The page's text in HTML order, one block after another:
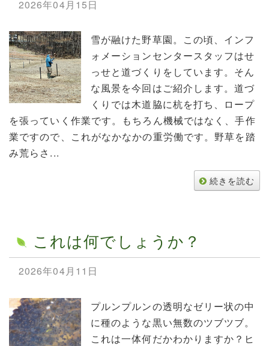
2026年04月15日
雪が融けた野草園。この頃、インフ
ォメーションセンタースタッフはせ
っせと道づくりをしています。そん
な風景を今回はご紹介します。道づ
くりでは木道脇に杭を打ち、ロープ
を張っていく作業です。もちろん機械ではなく、手作
業ですので、これがなかなかの重労働です。野草を踏
み荒らさ...
続きを読む
これは何でしょうか？
2026年04月11日
プルンプルンの透明なゼリー状の中
に種のような黒い無数のツブツブ。
これは一体何だかわかりますか？ヒ